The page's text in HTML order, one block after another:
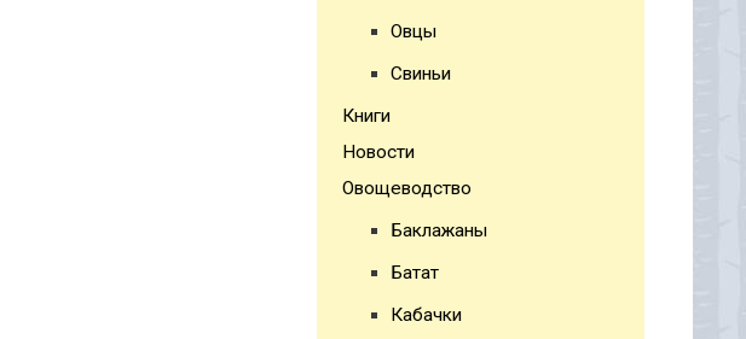
Овцы
Свиньи
Книги
Новости
Овощеводство
Баклажаны
Батат
Кабачки